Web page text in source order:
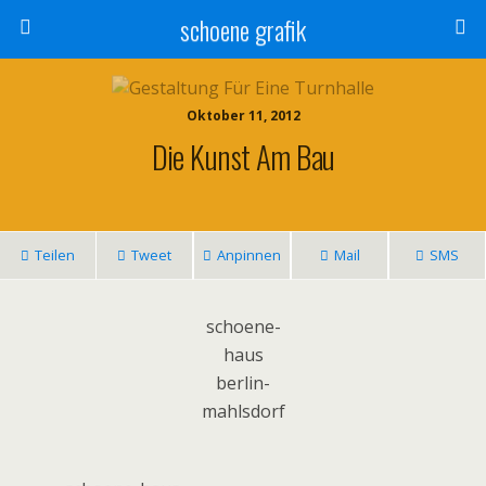
schoene grafik
Oktober 11, 2012
Die Kunst Am Bau
Teilen Tweet Anpinnen Mail SMS
schoene-
haus
berlin-
mahlsdorf